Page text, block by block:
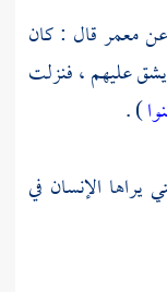
معمرقال : كان
يشق عليهم ، فنزلت
) .
الإنسان في